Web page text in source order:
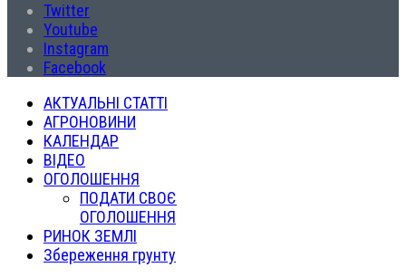
Twitter
Youtube
Instagram
Facebook
АКТУАЛЬНІ СТАТТІ
АГРОНОВИНИ
КАЛЕНДАР
ВІДЕО
ОГОЛОШЕННЯ
ПОДАТИ СВОЄ
ОГОЛОШЕННЯ
РИНОК ЗЕМЛІ
Збереження грунту